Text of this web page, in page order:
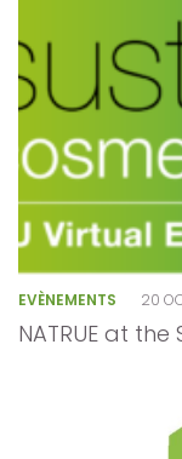
EVÈNEMENTS 20
NATRUE at